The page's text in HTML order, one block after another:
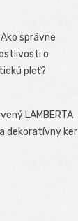
správne
o
pleť?
LAMBERTA
dekoratívny ker